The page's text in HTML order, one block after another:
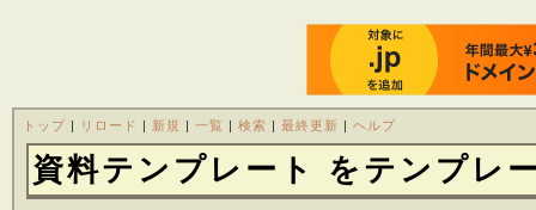
トップ | リロード | 新規 | 一覧 | 検索 | 最終更新 | ヘルプ
資料テンプレート をテンプレ